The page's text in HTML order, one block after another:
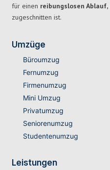
für einen reibungslosen Ablauf,
zugeschnitten ist.
Umzüge
Büroumzug
Fernumzug
Firmenumzug
Mini Umzug
Privatumzug
Seniorenumzug
Studentenumzug
Leistungen